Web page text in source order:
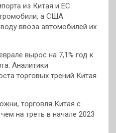
из Китая и ЕС
а США
ввоза автомобилей их
вырос на 7,1% год к
Аналитики
торговых трений Китая
торговля Китая с
на треть в начале 2023